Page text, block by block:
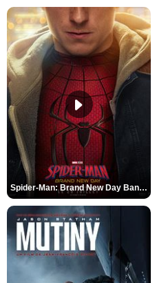
Spider-Man: Brand New Day Bande-annonce VO STFR